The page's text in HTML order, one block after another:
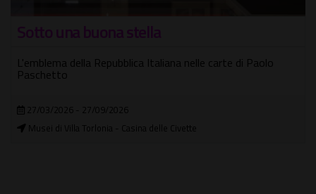
Sotto una buona stella
L'emblema della Repubblica Italiana nelle carte di Paolo
Paschetto
27/03/2026 - 27/09/2026
Musei di Villa Torlonia - Casina delle Civette